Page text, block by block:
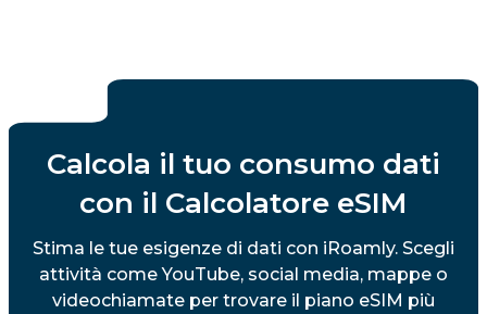
Calcola il tuo consumo dati
con il Calcolatore eSIM
Stima le tue esigenze di dati con iRoamly. Scegli
attività come YouTube, social media, mappe o
videochiamate per trovare il piano eSIM più